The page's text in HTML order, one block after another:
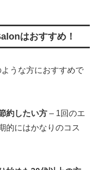
はおすすめ！
うな方におすすめで
約したい方 – 1回のエ
的にはかなりのコス